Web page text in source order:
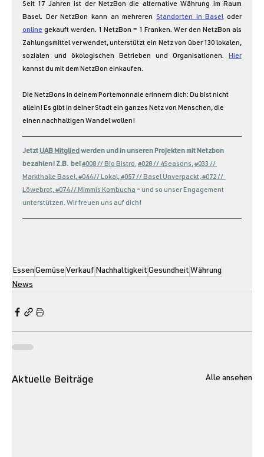
Seit 17 Jahren ist der NetzBon die alternative Währung im Raum
Basel. Der NetzBon kann an mehreren Standorten in Basel
oder
online gekauft werden. 1 NetzBon = 1 Franken. Wer den NetzBon als
Zahlungsmittel verwendet, unterstützt ein Netz von über 130 lokalen,
sozialen und ökologischen Betrieben und Organisationen.
Hier
kannst du mit dem NetzBon einkaufen.
Die NetzBons in deinem Portemonnaie erinnern dich: Du bist nicht
allein! Es gibt in deiner Stadt ein ganzes Netz von Menschen, die
einen nachhaltigen Wandel wollen!
Jetzt UAB Mitglied werden und in unseren Projekten mit Netzbon
bezahlen! Z.B.  bei #008 // Bio Bistro,#028 // 4Seasons, #033 //
Markthalle Basel, #044 // Lokal,#057 // Basel Unverpackt, #072 //
Löwebrot, #074 // Mimmis Kombucha - und so unser Engagement
unterstützen. Wir freuen uns auf dich!
EssenGemüse Verkauf Nachhaltigkeit Gesundheit Währung
News
Aktuelle Beiträge Alle ansehen